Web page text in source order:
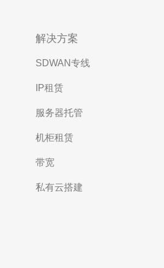
解决方案
SDWAN专线
IP租赁
服务器托管
机柜租赁
带宽
私有云搭建